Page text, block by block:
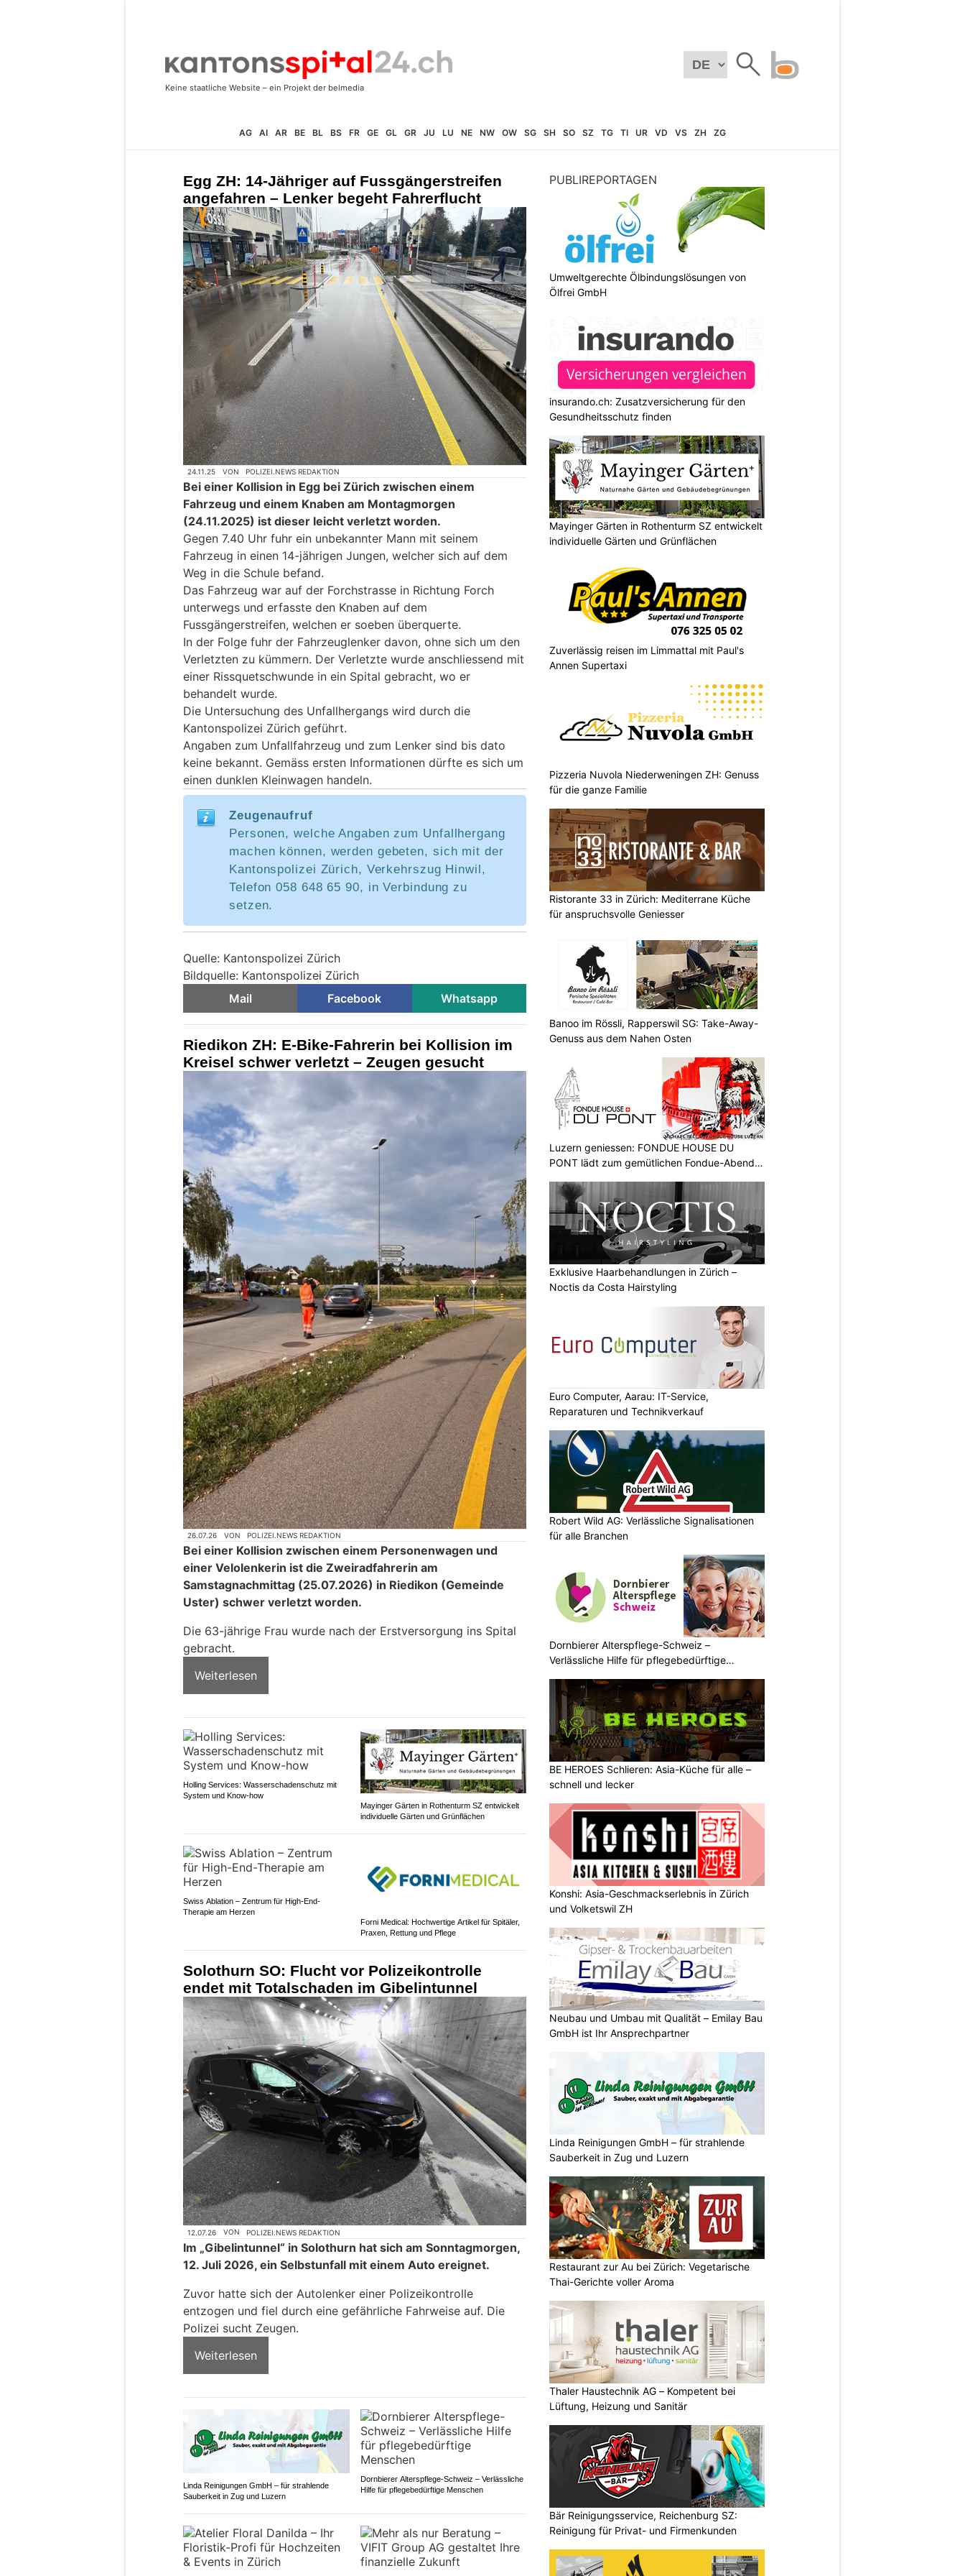
AG AI AR BE BL BS FR GE GL GR JU LU NE NW OW SG SH SO SZ TG TI UR VD VS ZH ZG
Egg ZH: 14-Jähriger auf Fussgängerstreifen
angefahren – Lenker begeht Fahrerflucht
24.11.25 VON POLIZEI.NEWS REDAKTION
Bei einer Kollision in Egg bei Zürich zwischen einem
Fahrzeug und einem Knaben am Montagmorgen
(24.11.2025) ist dieser leicht verletzt worden.
Gegen 7.40 Uhr fuhr ein unbekannter Mann mit seinem
Fahrzeug in einen 14-jährigen Jungen, welcher sich auf dem
Weg in die Schule befand.
Das Fahrzeug war auf der Forchstrasse in Richtung Forch
unterwegs und erfasste den Knaben auf dem
Fussgängerstreifen, welchen er soeben überquerte.
In der Folge fuhr der Fahrzeuglenker davon, ohne sich um den
Verletzten zu kümmern. Der Verletzte wurde anschliessend mit
einer Rissquetschwunde in ein Spital gebracht, wo er
behandelt wurde.
Die Untersuchung des Unfallhergangs wird durch die
Kantonspolizei Zürich geführt.
Angaben zum Unfallfahrzeug und zum Lenker sind bis dato
keine bekannt. Gemäss ersten Informationen dürfte es sich um
einen dunklen Kleinwagen handeln.
Zeugenaufruf
Personen, welche Angaben zum Unfallhergang
machen können, werden gebeten, sich mit der
Kantonspolizei Zürich, Verkehrszug Hinwil,
Telefon 058 648 65 90, in Verbindung zu
setzen.
Quelle: Kantonspolizei Zürich
Bildquelle: Kantonspolizei Zürich
Mail
Facebook Whatsapp
Riedikon ZH: E-Bike-Fahrerin bei Kollision im
Kreisel schwer verletzt – Zeugen gesucht
26.07.26 VON POLIZEI.NEWS REDAKTION
Bei einer Kollision zwischen einem Personenwagen und
einer Velolenkerin ist die Zweiradfahrerin am
Samstagnachmittag (25.07.2026) in Riedikon (Gemeinde
Uster) schwer verletzt worden.
Die 63-jährige Frau wurde nach der Erstversorgung ins Spital
gebracht.
Weiterlesen
Holling Services: Wasserschadenschutz mit
System und Know-how
Mayinger Gärten in Rothenturm SZ entwickelt
individuelle Gärten und Grünflächen
Swiss Ablation – Zentrum für High-End-
Therapie am Herzen
Forni Medical: Hochwertige Artikel für Spitäler,
Praxen, Rettung und Pflege
Solothurn SO: Flucht vor Polizeikontrolle
endet mit Totalschaden im Gibelintunnel
12.07.26 VON POLIZEI.NEWS REDAKTION
Im „Gibelintunnel“ in Solothurn hat sich am Sonntagmorgen,
12. Juli 2026, ein Selbstunfall mit einem Auto ereignet.
Zuvor hatte sich der Autolenker einer Polizeikontrolle
entzogen und fiel durch eine gefährliche Fahrweise auf. Die
Polizei sucht Zeugen.
Weiterlesen
Linda Reinigungen GmbH – für strahlende
Sauberkeit in Zug und Luzern
Dornbierer Alterspflege-Schweiz – Verlässliche
Hilfe für pflegebedürftige Menschen
PUBLIREPORTAGEN
Umweltgerechte Ölbindungslösungen von
Ölfrei GmbH
insurando.ch: Zusatzversicherung für den
Gesundheitsschutz finden
Mayinger Gärten in Rothenturm SZ entwickelt
individuelle Gärten und Grünflächen
Zuverlässig reisen im Limmattal mit Paul's
Annen Supertaxi
Pizzeria Nuvola Niederweningen ZH: Genuss
für die ganze Familie
Ristorante 33 in Zürich: Mediterrane Küche
für anspruchsvolle Geniesser
Banoo im Rössli, Rapperswil SG: Take-Away-
Genuss aus dem Nahen Osten
Luzern geniessen: FONDUE HOUSE DU
PONT lädt zum gemütlichen Fondue-Abend
Exklusive Haarbehandlungen in Zürich –
Noctis da Costa Hairstyling
Euro Computer, Aarau: IT-Service,
Reparaturen und Technikverkauf
Robert Wild AG: Verlässliche Signalisationen
für alle Branchen
Dornbierer Alterspflege-Schweiz –
Verlässliche Hilfe für pflegebedürftige
BE HEROES Schlieren: Asia-Küche für alle –
schnell und lecker
Konshi: Asia-Geschmackserlebnis in Zürich
und Volketswil ZH
Neubau und Umbau mit Qualität – Emilay Bau
GmbH ist Ihr Ansprechpartner
Linda Reinigungen GmbH – für strahlende
Sauberkeit in Zug und Luzern
Restaurant zur Au bei Zürich: Vegetarische
Thai-Gerichte voller Aroma
Thaler Haustechnik AG – Kompetent bei
Lüftung, Heizung und Sanitär
Bär Reinigungsservice, Reichenburg SZ:
Reinigung für Privat- und Firmenkunden